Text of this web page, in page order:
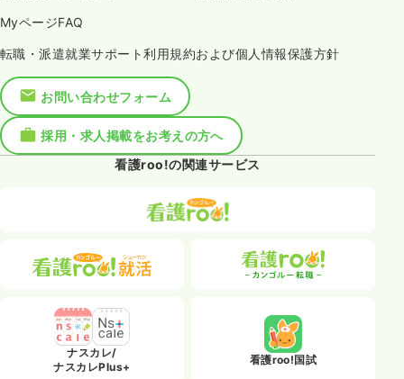
MyページFAQ
転職・派遣就業サポート利用規約および個人情報保護方針
お問い合わせフォーム
採用・求人掲載をお考えの方へ
看護roo!の関連サービス
ナスカレ/
ナスカレPlus+
看護roo!国試